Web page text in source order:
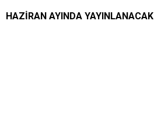
HAZİRAN AYINDA YAYINLANACAK